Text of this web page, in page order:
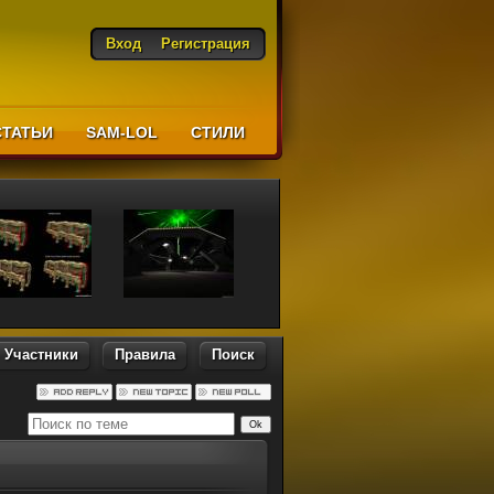
Вход Регистрация
SAM-LOL CТИЛИ
Участники Правила Поиск